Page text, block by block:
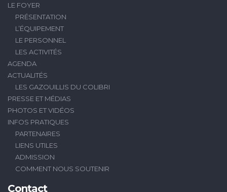
LE FOYER
PRÉSENTATION
L’ÉQUIPEMENT
LE PERSONNEL
LES ACTIVITÉS
AGENDA
ACTUALITÉS
LES GAZOUILLIS DU COLIBRI
PRESSE ET MÉDIAS
PHOTOS ET VIDÉOS
INFOS PRATIQUES
PARTENAIRES
LIENS UTILES
ADMISSION
COMMENT NOUS SOUTENIR
Contact